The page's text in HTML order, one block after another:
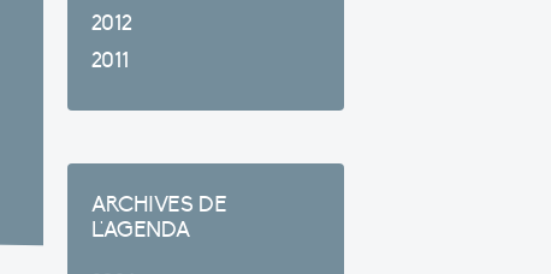
2012
2011
ARCHIVES DE
L'AGENDA